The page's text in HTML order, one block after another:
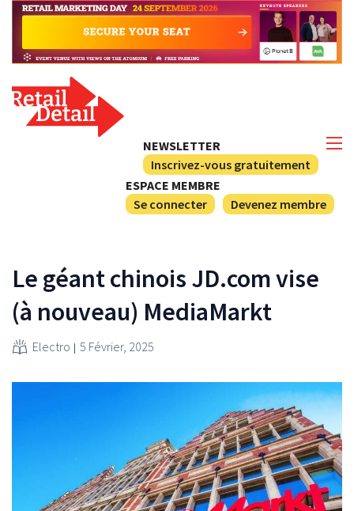
NEWSLETTER
Inscrivez-vous gratuitement
ESPACE MEMBRE
Se connecter
Devenez membre
Le géant chinois JD.com vise
(à nouveau) MediaMarkt
Electro 5 Février, 2025